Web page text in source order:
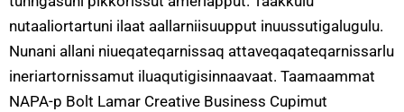
nutaaliortartuni ilaat aallarniisuupput inuussutigalugulu.
Nunani allani niueqateqarnissaq attaveqaqateqarnissarlu
ineriartornissamut iluaqutigisinnaavaat. Taamaammat
NAPA-p Bolt Lamar Creative Business Cupimut